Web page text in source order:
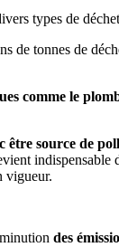
types de
de tonnes de
comme le
être source de
indispensable
vigueur.
des